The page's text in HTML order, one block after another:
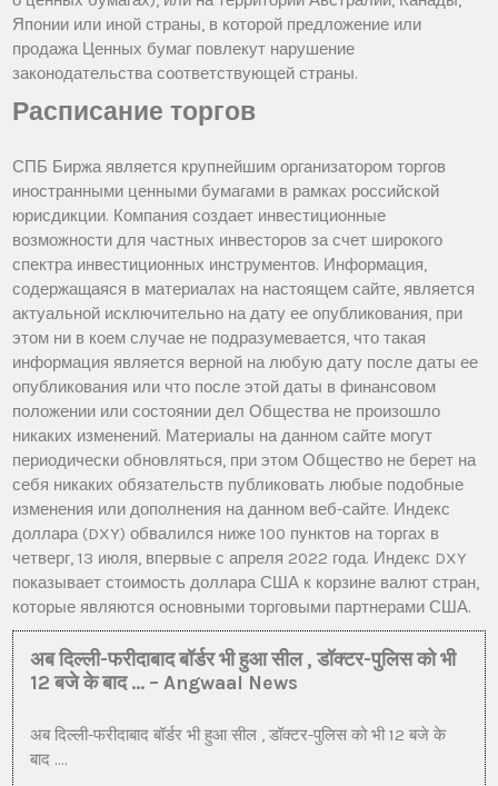
Японии или иной страны, в которой предложение или
продажа Ценных бумаг повлекут нарушение
законодательства соответствующей страны.
Расписание торгов
СПБ Биржа является крупнейшим организатором торгов
иностранными ценными бумагами в рамках российской
юрисдикции. Компания создает инвестиционные
возможности для частных инвесторов за счет широкого
спектра инвестиционных инструментов. Информация,
содержащаяся в материалах на настоящем сайте, является
актуальной исключительно на дату ее опубликования, при
этом ни в коем случае не подразумевается, что такая
информация является верной на любую дату после даты ее
опубликования или что после этой даты в финансовом
положении или состоянии дел Общества не произошло
никаких изменений. Материалы на данном сайте могут
периодически обновляться, при этом Общество не берет на
себя никаких обязательств публиковать любые подобные
изменения или дополнения на данном веб-сайте. Индекс
доллара (DXY) обвалился ниже 100 пунктов на торгах в
четверг, 13 июля, впервые с апреля 2022 года. Индекс DXY
показывает стоимость доллара США к корзине валют стран,
которые являются основными торговыми партнерами США.
अब दिल्ली-फरीदाबाद बॉर्डर भी हुआ सील , डॉक्टर-पुलिस को भी
12 बजे के बाद … – Angwaal News
अब दिल्ली-फरीदाबाद बॉर्डर भी हुआ सील , डॉक्टर-पुलिस को भी 12 बजे के
बाद ….